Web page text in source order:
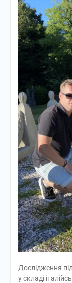
Дослідження
у складі